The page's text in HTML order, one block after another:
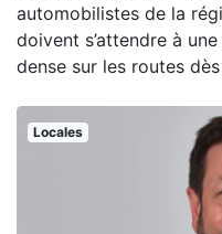
automobilistes de la
doivent s’attendre à
dense sur les routes
Locales